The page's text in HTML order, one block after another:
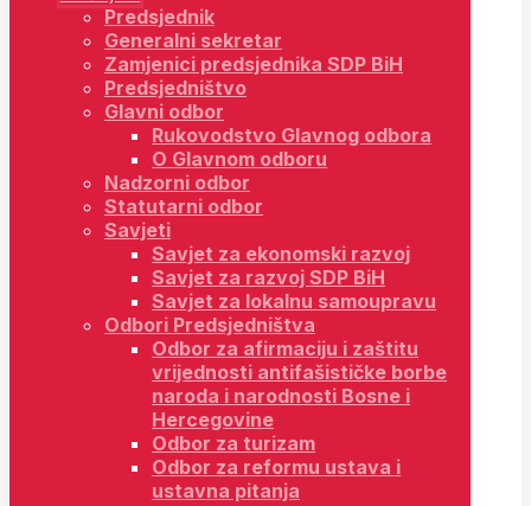
Predsjednik
Generalni sekretar
Zamjenici predsjednika SDP BiH
Predsjedništvo
Glavni odbor
Rukovodstvo Glavnog odbora
O Glavnom odboru
Nadzorni odbor
Statutarni odbor
Savjeti
Savjet za ekonomski razvoj
Savjet za razvoj SDP BiH
Savjet za lokalnu samoupravu
Odbori Predsjedništva
Odbor za afirmaciju i zaštitu
vrijednosti antifašističke borbe
naroda i narodnosti Bosne i
Hercegovine
Odbor za turizam
Odbor za reformu ustava i
ustavna pitanja